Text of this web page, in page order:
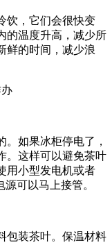
饮，它们会很快变
的温度升高，减少所
鲜的时间，减少浪
如果冰柜停电了，
。这样可以避免茶叶
用小型发电机或者
可以马上接管。
包装茶叶。保温材料